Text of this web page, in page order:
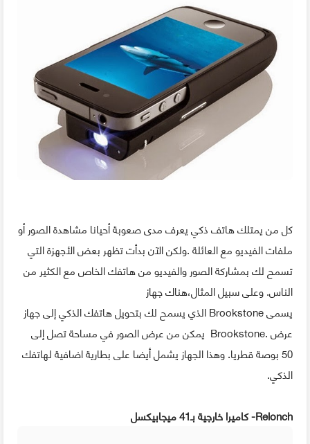
كل من يمتلك هاتف ذكي يعرف مدى صعوبة أحيانا مشاهدة الصور أو
ملفات الفيديو مع العائلة .ولكن الآن بدأت تظهر بعض الأجهزة التي
تسمح لك بمشاركة الصور والفيديو من هاتفك الخاص مع الكثير من
الناس. وعلى سبيل المثال،هناك جهاز
يسمى Brookstone الذي يسمح لك بتحويل هاتفك الذكي إلى جهاز
عرض .Brookstone يمكن من عرض الصور في مساحة تصل إلى
50 بوصة قطريا. وهذا الجهاز يشمل أيضا على بطارية اضافية لهاتفك
الذكي.
Relonch- كاميرا خارجية بـ41 ميجابيكسل